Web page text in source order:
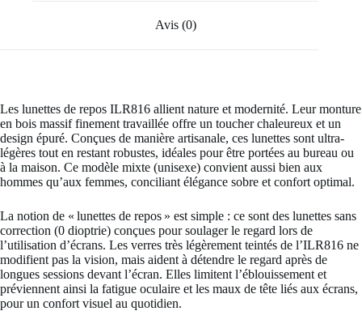
Avis (0)
Les lunettes de repos ILR816 allient nature et modernité. Leur monture
en bois massif finement travaillée offre un toucher chaleureux et un
design épuré. Conçues de manière artisanale, ces lunettes sont ultra-
légères tout en restant robustes, idéales pour être portées au bureau ou
à la maison. Ce modèle mixte (unisexe) convient aussi bien aux
hommes qu’aux femmes, conciliant élégance sobre et confort optimal.
La notion de « lunettes de repos » est simple : ce sont des lunettes sans
correction (0 dioptrie) conçues pour soulager le regard lors de
l’utilisation d’écrans. Les verres très légèrement teintés de l’ILR816 ne
modifient pas la vision, mais aident à détendre le regard après de
longues sessions devant l’écran. Elles limitent l’éblouissement et
préviennent ainsi la fatigue oculaire et les maux de tête liés aux écrans,
pour un confort visuel au quotidien.